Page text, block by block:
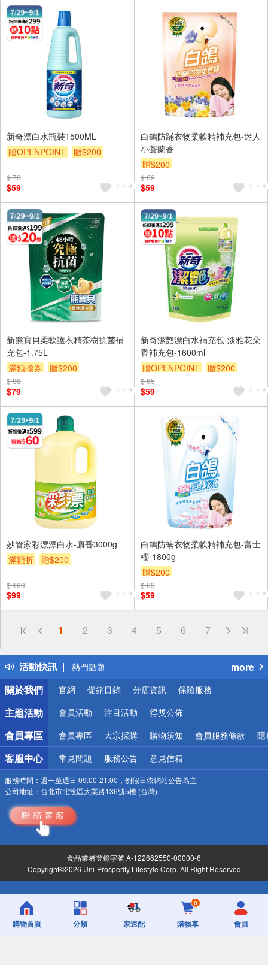
新奇漂白水瓶裝1500ML
贈OPENPOINT
贈$200
$ 70
$59
白鴿防蹣衣物柔軟精補充包-迷人
小蒼蘭香
贈$200
$ 69
$59
新熊寶貝柔軟護衣精茶樹抗菌補
充包-1.75L
滿額贈券
贈$200
$ 88
$79
新奇潔艷漂白水補充包-淡雅花朵
香補充包-1600ml
贈OPENPOINT
贈$200
$ 65
$59
妙管家彩漂漂白水-麝香3000g
滿額折
贈$200
$ 109
$99
白鴿防螨衣物柔軟精補充包-富士
櫻-1800g
贈$200
$ 69
$59
1 2 3 4 5 6 7
活動快訊
偏遠地區配送
得獎公告
熱門話題
銀行優惠
偏遠地區配送
詐騙網頁！請小心！
more
關於我們
官網 促銷目錄 分店資訊 保險服務
主題活動 會員活動 注目活動 得獎公佈
會員專區 會員專區 大宗採購 購物須知 會員服務條款 隱
客服中心 常見問題 服務公告 意見信箱
服務時間： 週一至週日 09:00-21:00，例假日依網站公告為主
公司地址： 台北市北投區大業路136號5樓 (台灣)
食品業者登錄字號 A-122662550-00000-6
Copyright©2026 Uni-Prosperity Lifestyle Corp. All Right Reserved
購物首頁 分類 家速配
0
購物車 會員